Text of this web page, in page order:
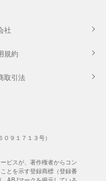
社
規約
取引法
ビスが、著作権者からコン
とを示す登録商標（登録番